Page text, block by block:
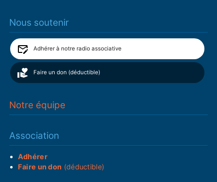
Nous soutenir
Adhérer à notre radio associative
Faire un don (déductible)
Notre équipe
Association
Adhérer
Faire un don (déductible)